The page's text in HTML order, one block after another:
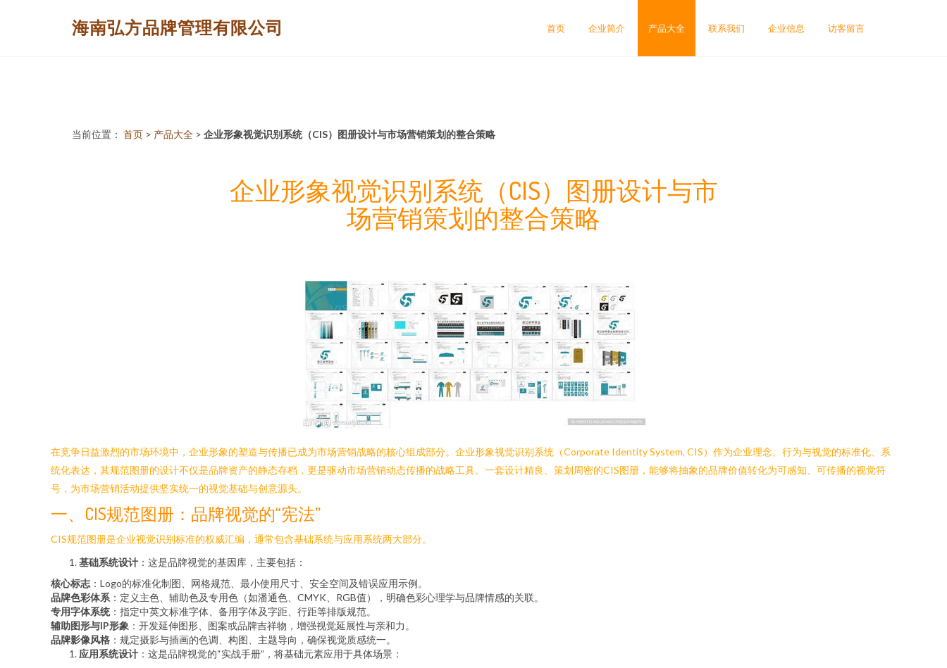
海南弘方品牌管理有限公司 首页 企业简介 产品大全 联系我们 企业信息 访客留言
当前位置： 首页 > 产品大全 > 企业形象视觉识别系统（CIS）图册设计与市场营销策划的整合策略
企业形象视觉识别系统（CIS）图册设计与市
场营销策划的整合策略
在竞争日益激烈的市场环境中，企业形象的塑造与传播已成为市场营销战略的核心组成部分。企业形象视觉识别系统（Corporate Identity System, CIS）作为企业理念、行为与视觉的标准化、系
统化表达，其规范图册的设计不仅是品牌资产的静态存档，更是驱动市场营销动态传播的战略工具。一套设计精良、策划周密的CIS图册，能够将抽象的品牌价值转化为可感知、可传播的视觉符
号，为市场营销活动提供坚实统一的视觉基础与创意源头。
一、CIS规范图册：品牌视觉的“宪法”
CIS规范图册是企业视觉识别标准的权威汇编，通常包含基础系统与应用系统两大部分。
基础系统设计 ：这是品牌视觉的基因库，主要包括：
核心标志 ：Logo的标准化制图、网格规范、最小使用尺寸、安全空间及错误应用示例。
品牌色彩体系 ：定义主色、辅助色及专用色（如潘通色、CMYK、RGB值），明确色彩心理学与品牌情感的关联。
专用字体系统：指定中英文标准字体、备用字体及字距、行距等排版规范。
辅助图形与IP形象 ：开发延伸图形、图案或品牌吉祥物，增强视觉延展性与亲和力。
品牌影像风格 ：规定摄影与插画的色调、构图、主题导向，确保视觉质感统一。
应用系统设计 ：这是品牌视觉的“实战手册”，将基础元素应用于具体场景：